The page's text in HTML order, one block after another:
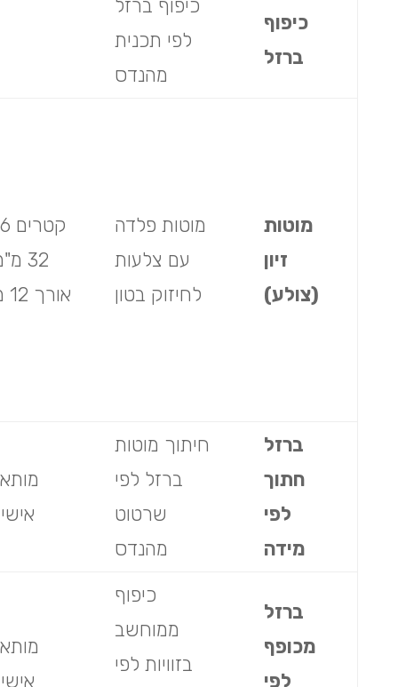
כיפוף
ברזל
כיפוף ברזל
לפי תכנית
מהנדס
מוטות
זיון
(צולע)
מוטות פלדה
עם צלעות
לחיזוק בטון
32
אורך 12 מ'
ברזל
חתוך
לפי
מידה
חיתוך מוטות
ברזל לפי
שרטוט
מהנדס
ברזל
מכופף
לפי
כיפוף
ממוחשב
בזוויות לפי